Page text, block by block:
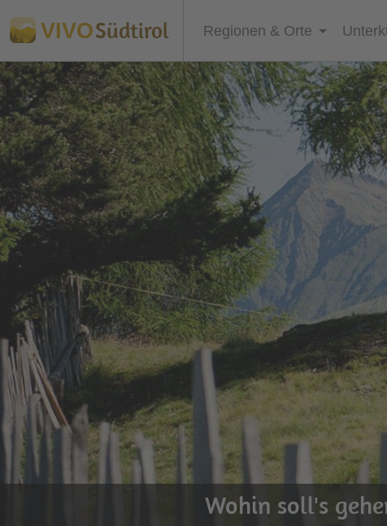
VIVOSüdtirol Regionen & Orte
Wohin soll's